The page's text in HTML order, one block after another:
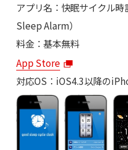
アプリ名：快眠サイクル
Sleep Alarm）
料金：基本無料
App Store
対応OS：iOS4.3以降の